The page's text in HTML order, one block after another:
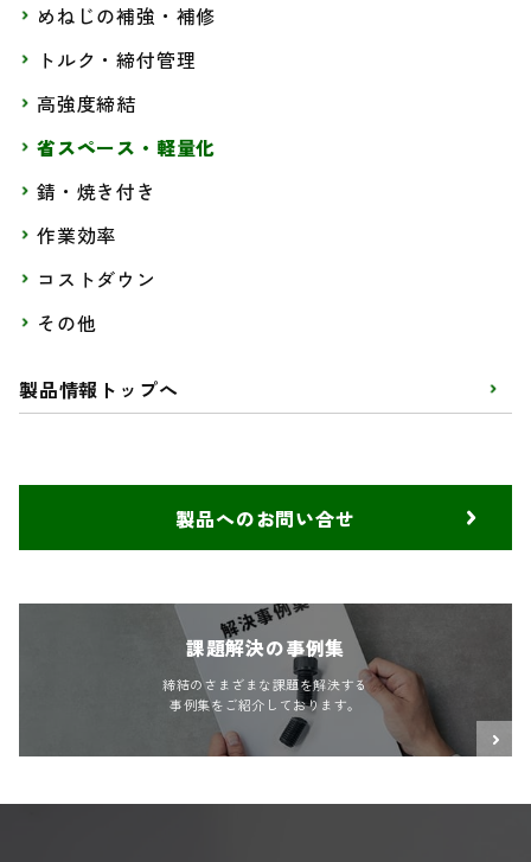
めねじの補強・補修
トルク・締付管理
高強度締結
省スペース・軽量化
錆・焼き付き
作業効率
コストダウン
その他
製品情報トップへ
製品へのお問い合せ
課題解決の事例集
締結のさまざまな課題を解決する
事例集をご紹介しております。